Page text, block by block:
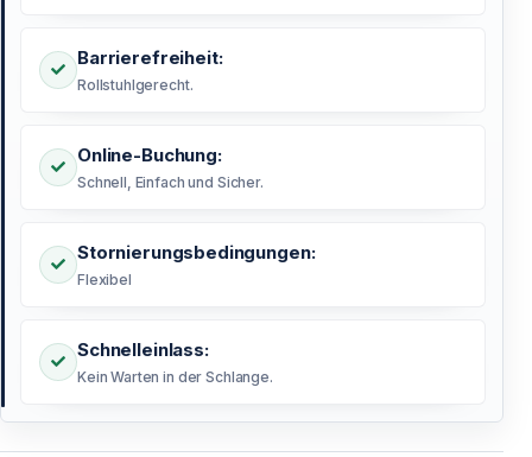
Barrierefreiheit:
Rollstuhlgerecht.
Online-Buchung:
Schnell, Einfach und Sicher.
Stornierungsbedingungen:
Flexibel
Schnelleinlass:
Kein Warten in der Schlange.